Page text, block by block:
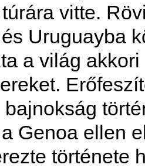
vitte.
Uruguayba
a világ
Genoa ellen
története